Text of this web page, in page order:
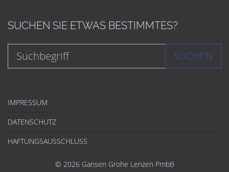
SUCHEN SIE ETWAS BESTIMMTES?
SUCHEN
IMPRESSUM
DATENSCHUTZ
HAFTUNGSAUSSCHLUSS
© 2026 Gansen Grohe Lenzen PmbB